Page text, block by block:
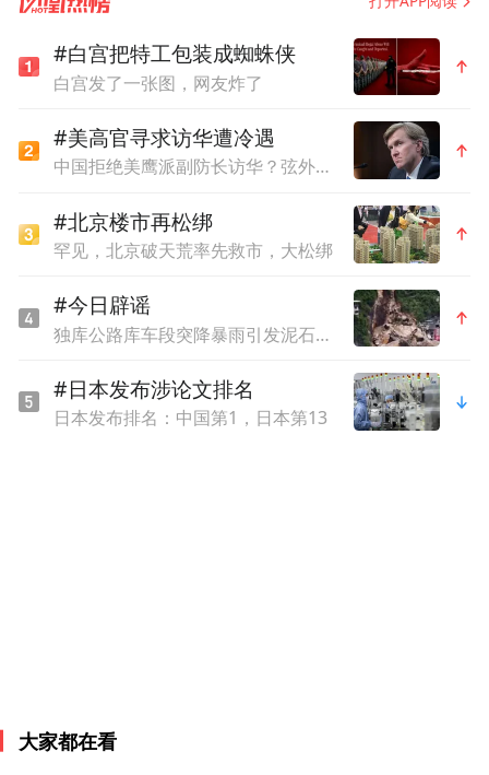
过去这36年来一直密切关注这些事件。乌克
兰“广场革命”后，新政府邀请我到基辅，我
得以前往独立广场，了解了很多一手情况。
我和俄罗斯领导人保持联系已长达30多年。
我非常了解美国的政治领导层，美国前财政
部长是我的宏观经济学老师，51年前他就已
经是我的老师了，这样你就知道我们有多亲
近了。所以，我们已经是半个世纪的好朋
友。
我非常了解这些人。我只是想说明，我接下
来要阐述的观点不是二手的，也不是意识形
至会有人谴责我接下来要说的话：这些战争
#白宫把特工包装成蜘蛛侠
白宫发了一张图，网友炸了
#美高官寻求访华遭冷遇
中国拒绝美鹰派副防长访华？弦外之音被热议
#北京楼市再松绑
罕见，北京破天荒率先救市，大松绑
#今日辟谣
独库公路库车段突降暴雨引发泥石流？官方辟谣
#日本发布涉论文排名
日本发布排名：中国第1，日本第13
大家都在看